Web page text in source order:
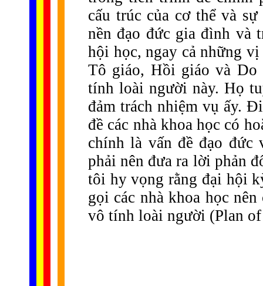
cấu trúc của cơ thể và
nền đạo đức gia đình và
hội học, ngay cả những
Tô giáo, Hồi giáo và Do
tính loài người này. Họ
đảm trách nhiệm vụ ấy.
đề các nhà khoa học có
chính là vấn đề đạo
phải nên đưa ra lời phản
tôi hy vọng rằng đại hội
gọi các nhà khoa học
vô tính loài người (Plan